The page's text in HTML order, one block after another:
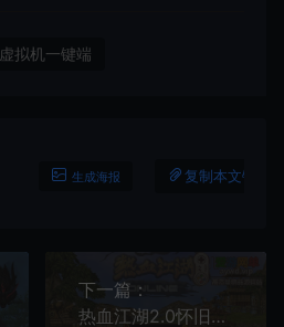
虚拟机一键端
生成海报 复制本文链接
下一篇：
热血江湖2.0怀旧单机版任务体验GM后台虚拟机一键端